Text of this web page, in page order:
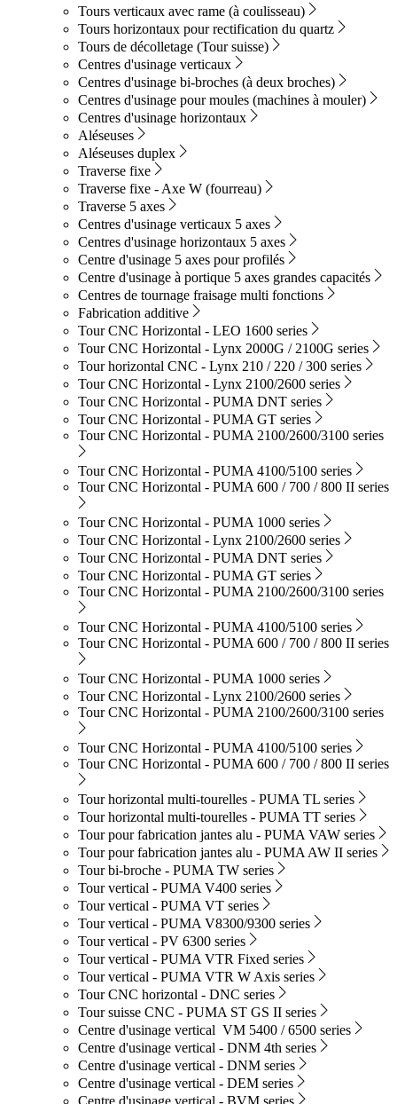
Tours verticaux avec rame (à coulisseau)
Tours horizontaux pour rectification du quartz
Tours de décolletage (Tour suisse)
Centres d'usinage verticaux
Centres d'usinage bi-broches (à deux broches)
Centres d'usinage pour moules (machines à mouler)
Centres d'usinage horizontaux
Aléseuses
Aléseuses duplex
Traverse fixe
Traverse fixe - Axe W (fourreau)
Traverse 5 axes
Centres d'usinage verticaux 5 axes
Centres d'usinage horizontaux 5 axes
Centre d'usinage 5 axes pour profilés
Centre d'usinage à portique 5 axes grandes capacités
Centres de tournage fraisage multi fonctions
Fabrication additive
Tour CNC Horizontal - LEO 1600 series
Tour CNC Horizontal - Lynx 2000G / 2100G series
Tour horizontal CNC - Lynx 210 / 220 / 300 series
Tour CNC Horizontal - Lynx 2100/2600 series
Tour CNC Horizontal - PUMA DNT series
Tour CNC Horizontal - PUMA GT series
Tour CNC Horizontal - PUMA 2100/2600/3100 series
Tour CNC Horizontal - PUMA 4100/5100 series
Tour CNC Horizontal - PUMA 600 / 700 / 800 II series
Tour CNC Horizontal - PUMA 1000 series
Tour CNC Horizontal - Lynx 2100/2600 series
Tour CNC Horizontal - PUMA DNT series
Tour CNC Horizontal - PUMA GT series
Tour CNC Horizontal - PUMA 2100/2600/3100 series
Tour CNC Horizontal - PUMA 4100/5100 series
Tour CNC Horizontal - PUMA 600 / 700 / 800 II series
Tour CNC Horizontal - PUMA 1000 series
Tour CNC Horizontal - Lynx 2100/2600 series
Tour CNC Horizontal - PUMA 2100/2600/3100 series
Tour CNC Horizontal - PUMA 4100/5100 series
Tour CNC Horizontal - PUMA 600 / 700 / 800 II series
Tour horizontal multi-tourelles - PUMA TL series
Tour horizontal multi-tourelles - PUMA TT series
Tour pour fabrication jantes alu - PUMA VAW series
Tour pour fabrication jantes alu - PUMA AW II series
Tour bi-broche - PUMA TW series
Tour vertical - PUMA V400 series
Tour vertical - PUMA VT series
Tour vertical - PUMA V8300/9300 series
Tour vertical - PV 6300 series
Tour vertical - PUMA VTR Fixed series
Tour vertical - PUMA VTR W Axis series
Tour CNC horizontal - DNC series
Tour suisse CNC - PUMA ST GS II series
Centre d'usinage vertical VM 5400 / 6500 series
Centre d'usinage vertical - DNM 4th series
Centre d'usinage vertical - DNM series
Centre d'usinage vertical - DEM series